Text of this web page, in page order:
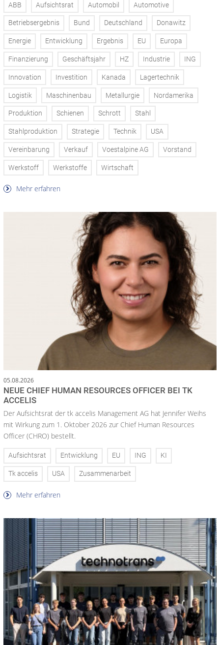
ABB Aufsichtsrat Automobil Automotive
Betriebsergebnis Bund Deutschland Donawitz
Energie Entwicklung Ergebnis EU Europa
Finanzierung Geschäftsjahr HZ Industrie ING
Innovation Investition Kanada Lagertechnik
Logistik Maschinenbau Metallurgie Nordamerika
Produktion Schienen Schrott Stahl
Stahlproduktion Strategie Technik USA
Vereinbarung Verkauf Voestalpine AG Vorstand
Werkstoff Werkstoffe Wirtschaft
Mehr erfahren
05.08.2026
NEUE CHIEF HUMAN RESOURCES OFFICER BEI TK
ACCELIS
Der Aufsichtsrat der tk accelis Management AG hat Jennifer Weihs
mit Wirkung zum 1. Oktober 2026 zur Chief Human Resources
Officer (CHRO) bestellt.
Aufsichtsrat Entwicklung EU ING KI
Tk accelis USA Zusammenarbeit
Mehr erfahren